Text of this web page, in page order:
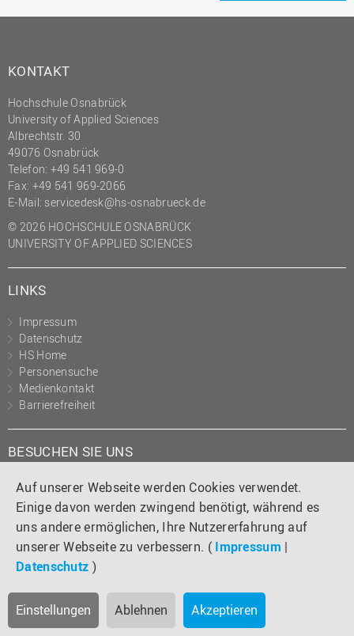
Auf unserer Webseite werden Cookies verwendet.
Einige davon werden zwingend benötigt, während es
uns andere ermöglichen, Ihre Nutzererfahrung auf
unserer Webseite zu verbessern. ( Impressum |
Datenschutz )
Einstellungen Ablehnen Akzeptieren
KONTAKT
Hochschule Osnabrück
University of Applied Sciences
Albrechtstr. 30
49076 Osnabrück
Telefon: +49 541 969-0
Fax: +49 541 969-2066
E-Mail: servicedesk@hs-osnabrueck.de
© 2026 HOCHSCHULE OSNABRÜCK
UNIVERSITY OF APPLIED SCIENCES
LINKS
Impressum
Datenschutz
HS Home
Personensuche
Medienkontakt
Barrierefreiheit
BESUCHEN SIE UNS
Instagram
TiktokLinkedIn
YouTube
Facebook